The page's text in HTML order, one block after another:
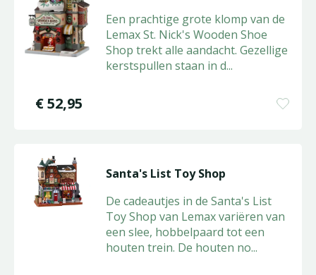
Een prachtige grote klomp van de
Lemax St. Nick's Wooden Shoe
Shop trekt alle aandacht. Gezellige
kerstspullen staan in d...
€52,95
Santa's List Toy Shop
De cadeautjes in de Santa's List
Toy Shop van Lemax variëren van
een slee, hobbelpaard tot een
houten trein. De houten no...